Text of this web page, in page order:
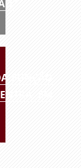
FUNÇÃO
EM